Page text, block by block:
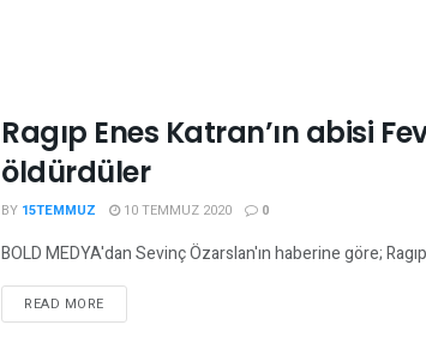
Ragıp Enes Katran’ın abisi
öldürdüler
BY 15TEMMUZ 10 TEMMUZ 2020 0
BOLD MEDYA'dan Sevinç Özarslan'ın haberine göre;
READ MORE